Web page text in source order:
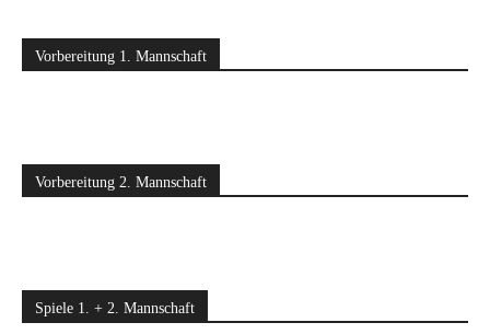
Vorbereitung 1. Mannschaft
Vorbereitung 2. Mannschaft
Spiele 1. + 2. Mannschaft